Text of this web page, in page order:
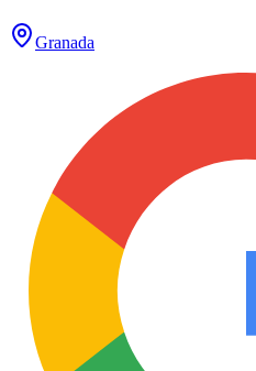
Granada